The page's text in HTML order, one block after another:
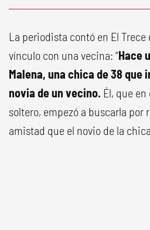
La periodista contó en El Trece
vínculo con una vecina: “Hace
Malena, una chica de 38 que
novia de un vecino. Él, que
soltero, empezó a buscarla por
amistad que el novio de la